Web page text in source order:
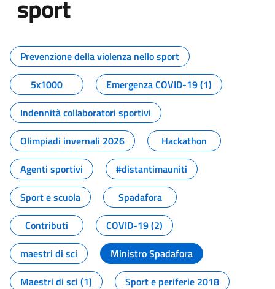
sport
Tutti i contenuti della pagina
Prevenzione della violenza nello sport
5x1000
Emergenza COVID-19 (1)
Indennità collaboratori sportivi
Olimpiadi invernali 2026
Hackathon
Agenti sportivi
#distantimauniti
Sport e scuola
Spadafora
Contributi
COVID-19 (2)
maestri di sci
Ministro Spadafora
Maestri di sci (1)
Sport e periferie 2018